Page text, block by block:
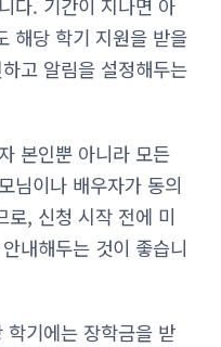
다. 기간이 지나면 아
해당 학기 지원을 받을
고 알림을 설정해두는
본인뿐 아니라 모든
님이나 배우자가 동의
로, 신청 시작 전에 미
내해두는 것이 좋습니
기에는 장학금을 받